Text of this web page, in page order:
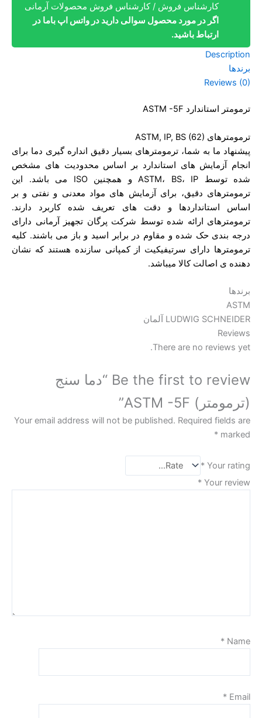
کارشناس فروش / کارشناس فروش محصولات آرمانی
اگر در مورد محصول سوالی دارید در واتس اپ باما در
ارتباط باشید.
Description
برندها
Reviews (0)
ترمومتر استاندارد ASTM -5F
ترمومترهای ASTM, IP, BS (62)
پیشنهاد ما به شما، ترمومترهای بسیار دقیق انداره گیری دما برای
انجام آزمایش های استاندارد بر اساس محدودیت های مشخص
شده توسط ASTM، BS، IP و همچنین ISO می باشد. این
ترمومترهای دقیق، برای آزمایش های مواد معدنی و نفتی و بر
اساس استانداردها و دقت های تعریف شده کاربرد دارند.
ترمومترهای ارائه شده توسط شرکت پرگان تجهیز آرمانی دارای
درجه بندی حک شده و مقاوم در برابر اسید و باز می باشند. کلیه
ترمومترها دارای سرتیفیکیت از کمپانی سازنده هستند که نشان
دهنده ی اصالت کالا میباشد.
برندها
ASTM
LUDWIG SCHNEIDER آلمان
Reviews
There are no reviews yet.
Be the first to review “دما سنج
(ترمومتر) ASTM -5F”
Your email address will not be published. Required fields are
marked
*
Your rating
*
Your review
*
Name
*
Email
*